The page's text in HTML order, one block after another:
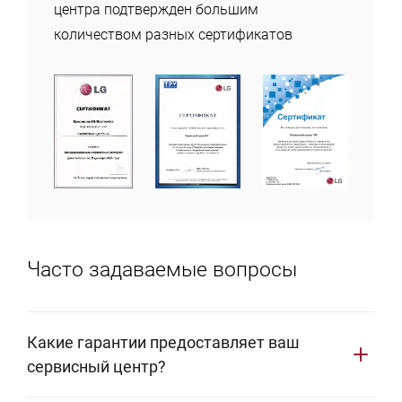
центра подтвержден большим
количеством разных сертификатов
Часто задаваемые вопросы
Какие гарантии предоставляет ваш
сервисный центр?